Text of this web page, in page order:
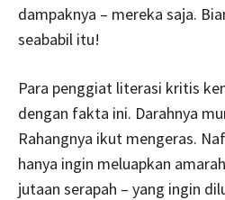
dampaknya – mereka saja.
seababil itu!
Para penggiat literasi kritis
dengan fakta ini. Darahnya
Rahangnya ikut mengeras.
hanya ingin meluapkan
jutaan serapah – yang ingin